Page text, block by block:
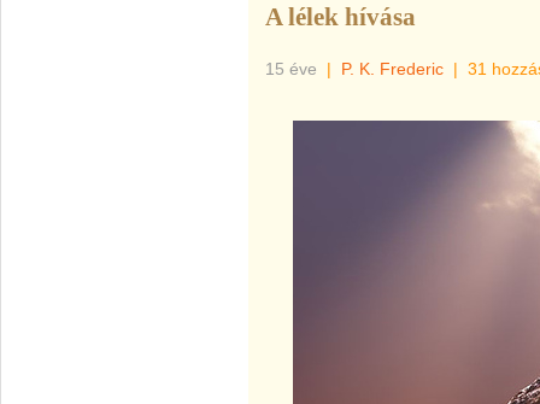
A lélek hívása
15 éve | P. K. Frederic | 31